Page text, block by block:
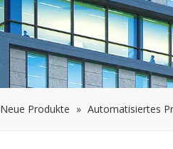
Neue Produkte » Automatisiertes